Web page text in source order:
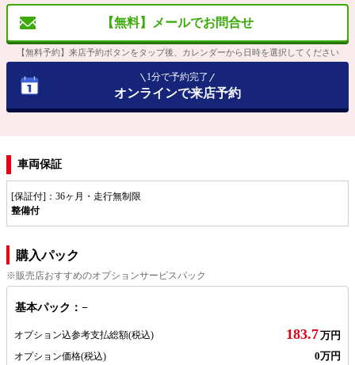
【無料】メールでお問合せ
【無料予約】来店予約ボタンをタップ後、カレンダーから日時を選択してください
1分で予約完了
オンラインで来店予約
車両保証
[保証付]：36ヶ月・走行無制限
整備付
購入パック
※販売店おすすめのオプションサービスパック
基本パック：−
オプション込参考支払総額(税込) 183.7万円
オプション価格(税込) 0万円